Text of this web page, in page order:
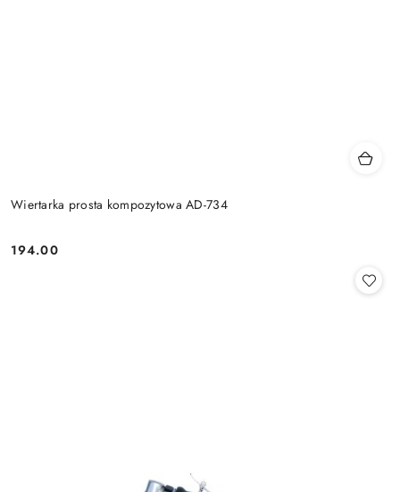
Wiertarka prosta kompozytowa AD-734
Cena:
194.00